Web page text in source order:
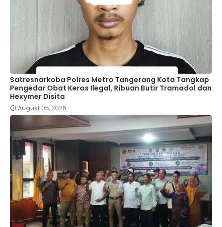
Satresnarkoba Polres Metro Tangerang Kota Tangkap
Pengedar Obat Keras Ilegal, Ribuan Butir Tramadol dan
Hexymer Disita
August 05, 2026